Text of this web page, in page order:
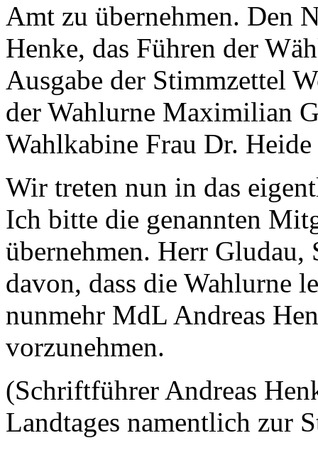
Amt zu übernehmen. Den
Henke, das Führen der
Ausgabe der Stimmzettel
der Wahlurne Maximilian
Wahlkabine Frau Dr.
Wir treten nun in das
Ich bitte die genannten
übernehmen. Herr Gludau,
davon, dass die Wahlurne
nunmehr MdL Andreas
vorzunehmen.
(Schriftführer Andreas
Landtages namentlich zur